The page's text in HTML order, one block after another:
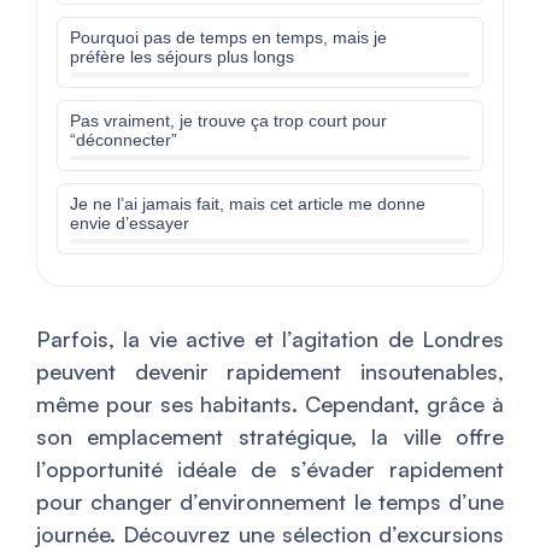
Pourquoi pas de temps en temps, mais je
préfère les séjours plus longs
Pas vraiment, je trouve ça trop court pour
“déconnecter”
Je ne l’ai jamais fait, mais cet article me donne
envie d’essayer
Parfois, la vie active et l’agitation de Londres
peuvent devenir rapidement insoutenables,
même pour ses habitants. Cependant, grâce à
son emplacement stratégique, la ville offre
l’opportunité idéale de s’évader rapidement
pour changer d’environnement le temps d’une
journée. Découvrez une sélection d’excursions